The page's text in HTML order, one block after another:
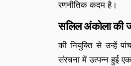
रणनीतिक कदम है।
सलिल अंकोला की
की नियुक्ति से उन्हें
संरचना में उत्पन्न हुई